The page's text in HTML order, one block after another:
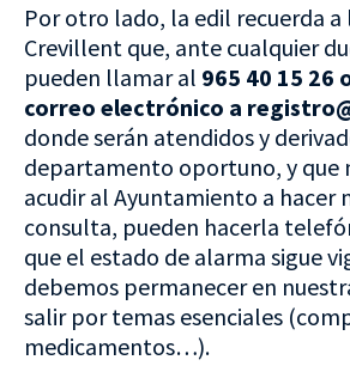
Por otro lado, la edil recuerda
Crevillent que, ante cualquier
pueden llamar al 965 40 15 26
correo electrónico a
donde serán atendidos y
departamento oportuno, y que
acudir al Ayuntamiento a hacer
consulta, pueden hacerla
que el estado de alarma sigue
debemos permanecer en
salir por temas esenciales
medicamentos…).